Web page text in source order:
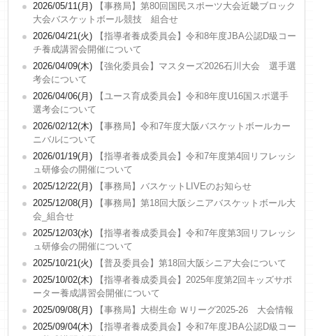
2026/05/11(月)
【事務局】第80回国民スポーツ大会近畿ブロック
大会バスケットボール競技 組合せ
2026/04/21(火)
【指導者養成委員会】令和8年度JBA公認D級コー
チ養成講習会開催について
2026/04/09(木)
【強化委員会】マスターズ2026石川大会 選手選
考会について
2026/04/06(月)
【ユース育成委員会】令和8年度U16国スポ選手
選考会について
2026/02/12(木)
【事務局】令和7年度大阪バスケットボールカー
ニバルについて
2026/01/19(月)
【指導者養成委員会】令和7年度第4回リフレッシ
ュ研修会の開催について
2025/12/22(月)
【事務局】バスケットLIVEのお知らせ
2025/12/08(月)
【事務局】第18回大阪シニアバスケットボール大
会_組合せ
2025/12/03(水)
【指導者養成委員会】令和7年度第3回リフレッシ
ュ研修会の開催について
2025/10/21(火)
【普及委員会】第18回大阪シニア大会について
2025/10/02(木)
【指導者養成委員会】2025年度第2回キッズサポ
ーター養成講習会開催について
2025/09/08(月)
【事務局】大樹生命 Ｗリーグ2025-26 大会情報
2025/09/04(木)
【指導者養成委員会】令和7年度JBA公認D級コー